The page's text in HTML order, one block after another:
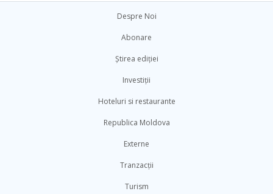
Despre Noi
Abonare
Știrea ediției
Investiții
Hoteluri si restaurante
Republica Moldova
Externe
Tranzacții
Turism